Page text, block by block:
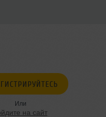
Или
на сайт